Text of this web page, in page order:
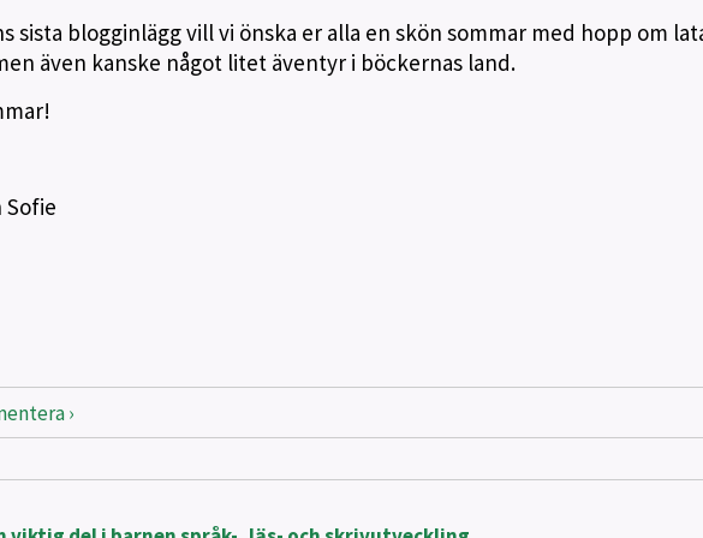
sista blogginlägg vill vi önska er alla en skön sommar med hopp om
även kanske något litet äventyr i böckernas land.
Sofie